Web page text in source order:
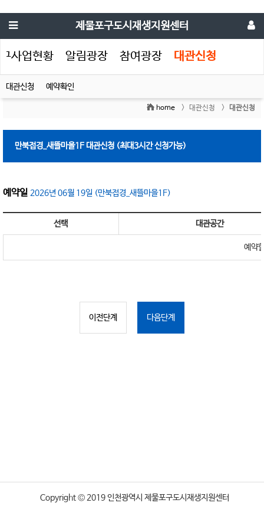
제물포구도시재생지원센터
사업현황 알림광장 참여광장 대관신청
대관신청 예약확인
home > 대관신청 > 대관신청
만북접경_새뜰마을1F대관신청 (최대3시간 신청가능)
예약일 2026년 06월 19일 (만북접경_새뜰마을1F)
선택 대관공간
예약
이전단계 다음단계
Copyright © 2019 인천광역시 제물포구도시재생지원센터